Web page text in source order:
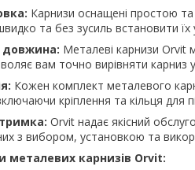
Карнизи оснащені простою
та без зусиль встановити
довжина: Металеві карнизи Orvit
вам точно вирівняти карниз у
Кожен комплект металевого
кріплення та кільця для
Orvit надає якісний
з вибором, установкою та
металевих карнизів Orvit: